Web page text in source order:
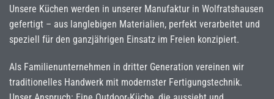
Unsere Küchen werden in unserer Manufaktur in Wolfratshausen
gefertigt – aus langlebigen Materialien, perfekt verarbeitet und
speziell für den ganzjährigen Einsatz im Freien konzipiert.
Als Familienunternehmen in dritter Generation vereinen wir
traditionelles Handwerk mit modernster Fertigungstechnik.